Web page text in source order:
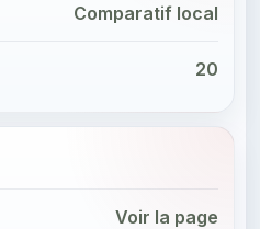
Comparatif local
20
Voir la page